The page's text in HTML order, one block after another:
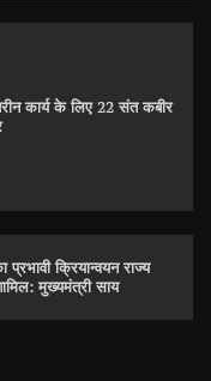
कार्य के लिए 22 संत कबीर
क्रियान्वयन राज्य
मुख्यमंत्री साय